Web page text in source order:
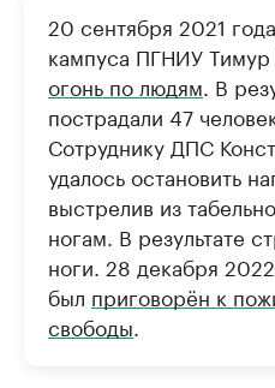
20 сентября 2021
кампуса ПГНИУ
огонь по людям. В
пострадали 47
Сотруднику ДПС
удалось остановить
выстрелив из
ногам. В результате
ноги. 28 декабря
был приговорён к
свободы.